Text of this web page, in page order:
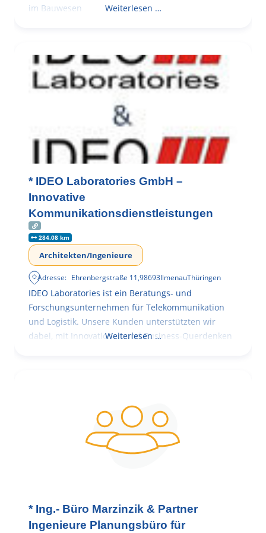
im Bauwesen
Weiterlesen …
* IDEO Laboratories GmbH –
Innovative
Kommunikationsdienstleistungen
284.08 km
Architekten/Ingenieure
Adresse: Ehrenbergstraße 11,98693IlmenauThüringen
IDEO Laboratories ist ein Beratungs- und
Forschungsunternehmen für Telekommunikation
und Logistik. Unsere Kunden unterstützten wir
dabei, mit Innovationen und Business-Querdenken
Weiterlesen …
* Ing.- Büro Marzinzik & Partner
Ingenieure Planungsbüro für